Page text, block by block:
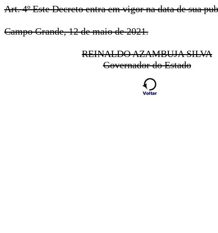
Art. 4º Este Decreto entra em vigor na data de sua
Campo Grande, 12 de maio de 2021.
REINALDO AZAMBUJA SILVA
Governador do Estado